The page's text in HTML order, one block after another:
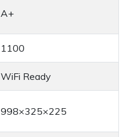
A+
1100
WiFi Ready
998×325×225